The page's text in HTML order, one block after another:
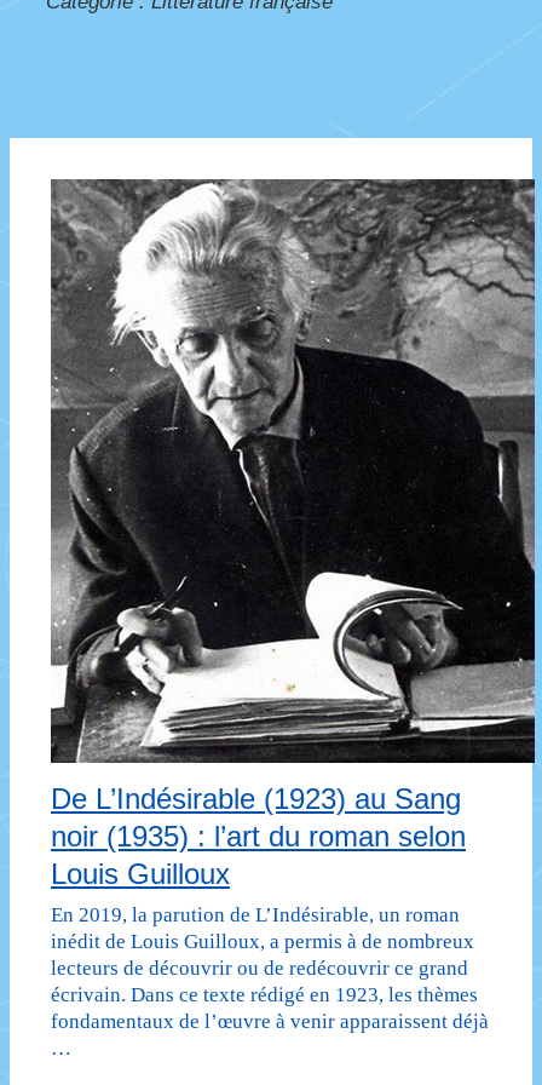
De L’Indésirable (1923) au Sang
noir (1935) : l’art du roman selon
Louis Guilloux
En 2019, la parution de L’Indésirable, un roman
inédit de Louis Guilloux, a permis à de nombreux
lecteurs de découvrir ou de redécouvrir ce grand
écrivain. Dans ce texte rédigé en 1923, les thèmes
fondamentaux de l’œuvre à venir apparaissent déjà
…